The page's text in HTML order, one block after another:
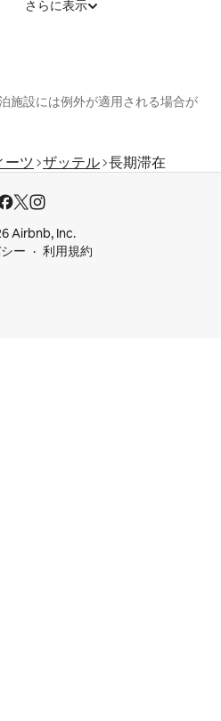
さらに表示
施設には例外が適用される場合が
ーツ ザッテル 長期滞在
Airbnb, Inc.
ー
利用規約